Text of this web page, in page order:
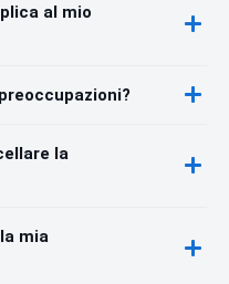
al mio
la
mia